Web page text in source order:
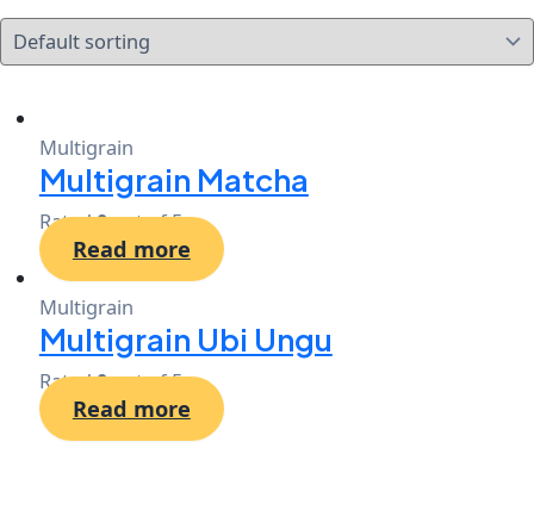
Multigrain
Multigrain Matcha
Rated0out of 5
Read more
Multigrain
Multigrain Ubi Ungu
Rated0out of 5
Read more